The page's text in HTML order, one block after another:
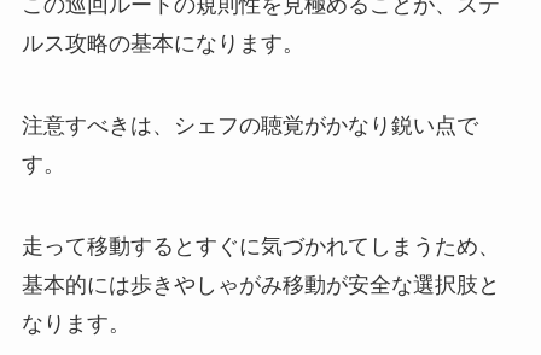
ルス攻略の基本になります。
注意すべきは、シェフの聴覚がかなり鋭い点で
す。
走って移動するとすぐに気づかれてしまうため、
基本的には歩きやしゃがみ移動が安全な選択肢と
なります。